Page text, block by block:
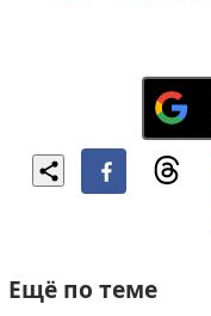
Ещё по теме